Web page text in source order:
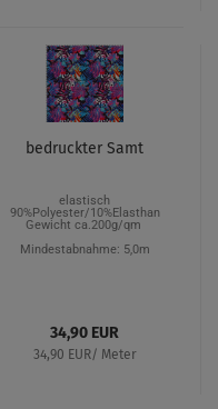
bedruckter Samt
elastisch
90%Polyester/10%Elasthan
Gewicht ca.200g/qm
Mindestabnahme: 5,0m
34,90 EUR
34,90 EUR/ Meter